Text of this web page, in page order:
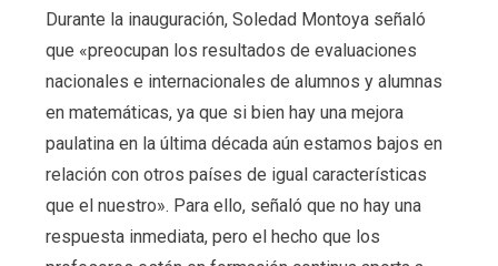
Durante la inauguración, Soledad Montoya señaló
que «preocupan los resultados de evaluaciones
nacionales e internacionales de alumnos y alumnas
en matemáticas, ya que si bien hay una mejora
paulatina en la última década aún estamos bajos en
relación con otros países de igual características
que el nuestro». Para ello, señaló que no hay una
respuesta inmediata, pero el hecho que los